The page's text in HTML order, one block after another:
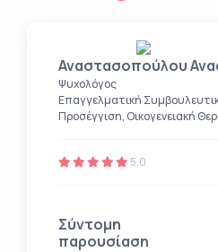
Αναστασοπούλου
Ψυχολόγος
Επαγγελματική
Προσέγγιση, Οικογενειακή
5.0
Σύντομη
παρουσίαση